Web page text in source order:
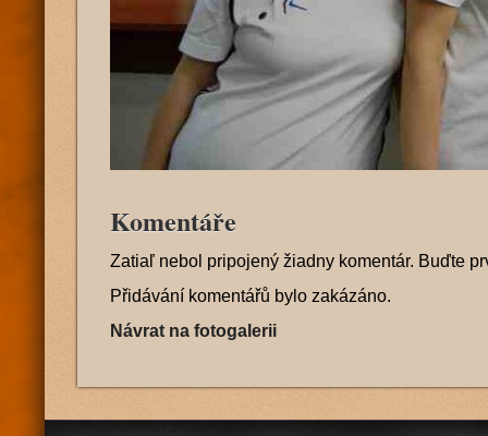
Komentáře
Zatiaľ nebol pripojený žiadny komentár. Buďte
Přidávání komentářů bylo zakázáno.
Návrat na fotogalerii